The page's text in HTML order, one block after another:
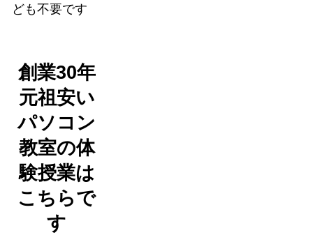
ども不要です
創業30年
元祖安い
パソコン
教室の体
験授業は
こちらで
す